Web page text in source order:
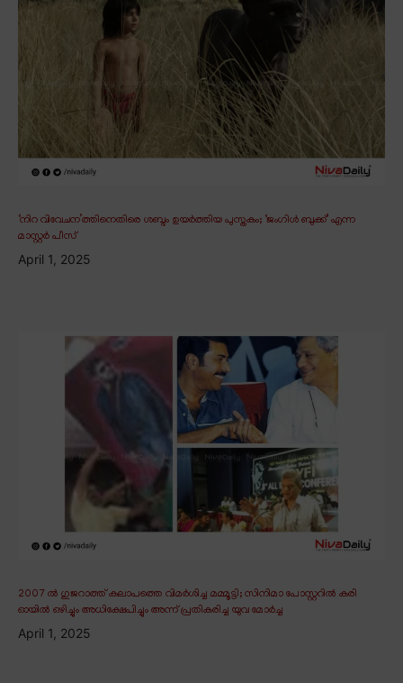
‘നിറ വിവേചന’ത്തിനെതിരെ ശബ്ദം ഉയർത്തിയ പുസ്തകം; ‘ജംഗിൾ ബുക്ക്’ എന്ന
മാസ്റ്റർ പീസ്
April 1, 2025
2007 ൽ ഗുജറാത്ത് കലാപത്തെ വിമർശിച്ച മമ്മൂട്ടി; സിനിമാ പോസ്റ്ററിൽ കരി
ഓയിൽ ഒഴിച്ചും അധിക്ഷേപിച്ചും അന്ന് പ്രതികരിച്ച യുവ മോർച്ച
April 1, 2025